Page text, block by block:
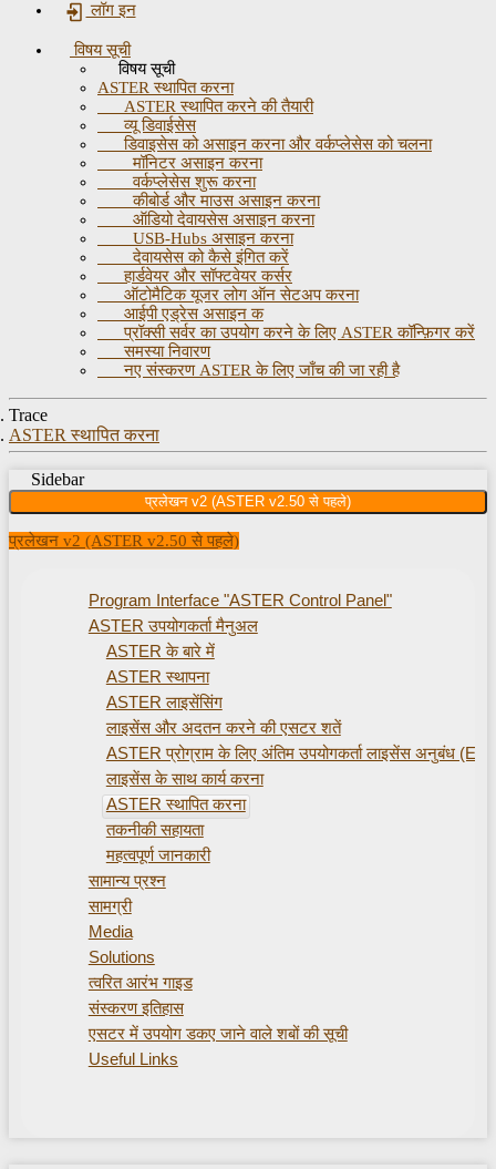
लॉग इन
विषय सूची
विषय सूची
ASTER स्थापित करना
ASTER स्थापित करने की तैयारी
व्यू डिवाईसेस
डिवाइसेस को असाइन करना और वर्कप्लेसेस को चलना
मॉनिटर असाइन करना
वर्कप्लेसेस शुरू करना
कीबोर्ड और माउस असाइन करना
ऑडियो देवायसेस असाइन करना
USB-Hubs असाइन करना
देवायसेस को कैसे इंगित करें
हार्डवेयर और सॉफ्टवेयर कर्सर
ऑटोमैटिक यूजर लोग ऑन सेटअप करना
आईपी ​​एड्रेस असाइन क
प्रॉक्सी सर्वर का उपयोग करने के लिए ASTER कॉन्फ़िगर करें
समस्या निवारण
नए संस्करण ASTER के लिए जाँच की जा रही है
Trace
ASTER स्थापित करना
Sidebar
प्रलेखन v2 (ASTER v2.50 से पहले)
प्रलेखन v2 (ASTER v2.50 से पहले)
Program Interface "ASTER Control Panel"
ASTER उपयोगकर्ता मैनुअल
ASTER के बारे में
ASTER स्थापना
ASTER लाइसेंसिंग
लाइसेंस और अदतन करने की एसटर शतें
ASTER प्रोग्राम के लिए अंतिम उपयोगकर्ता लाइसेंस अनुबंध
लाइसेंस के साथ कार्य करना
ASTER स्थापित करना
तकनीकी सहायता
महत्वपूर्ण जानकारी
सामान्य प्रश्न
सामग्री
Media
Solutions
त्वरित आरंभ गाइड
संस्करण इतिहास
एसटर में उपयोग डकए जाने वाले शबों की सूची
Useful Links